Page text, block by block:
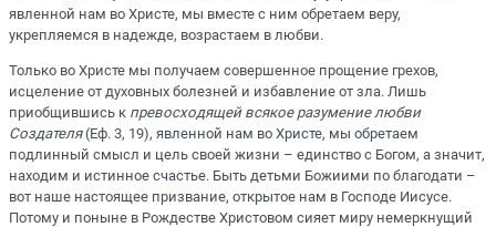
явленной нам во Христе, мы вместе с ним обретаем веру,
укрепляемся в надежде, возрастаем в любви.
Только во Христе мы получаем совершенное прощение грехов,
исцеление от духовных болезней и избавление от зла. Лишь
приобщившись к превосходящей всякое разумение любви
Создателя(Еф. 3, 19), явленной нам во Христе, мы обретаем
подлинный смысл и цель своей жизни – единство с Богом, а значит,
находим и истинное счастье. Быть детьми Божиими по благодати –
вот наше настоящее призвание, открытое нам в Господе Иисусе.
Потому и поныне в Рождестве Христовом сияет миру немеркнущий